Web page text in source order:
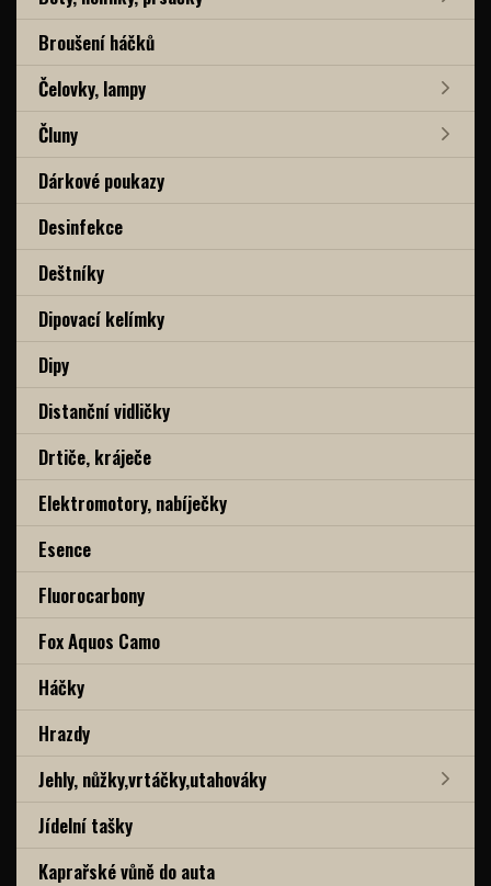
Broušení háčků
Čelovky, lampy
Čluny
Dárkové poukazy
Desinfekce
Deštníky
Dipovací kelímky
Dipy
Distanční vidličky
Drtiče, kráječe
Elektromotory, nabíječky
Esence
Fluorocarbony
Fox Aquos Camo
Háčky
Hrazdy
Jehly, nůžky,vrtáčky,utahováky
Jídelní tašky
Kaprařské vůně do auta